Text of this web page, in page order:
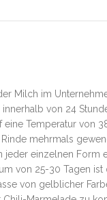
Milch im
von 24
Temperatur von
mehrmals
jeder einzelnen Form
von 25-30 Tagen ist
von gelblicher